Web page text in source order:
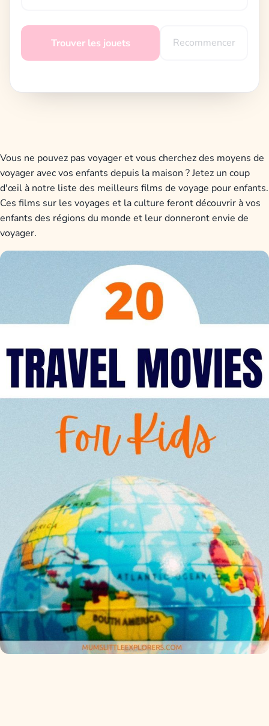
Trouver les jouets Recommencer
Vous ne pouvez pas voyager et vous cherchez des moyens de
voyager avec vos enfants depuis la maison ? Jetez un coup
d'œil à notre liste des meilleurs films de voyage pour enfants.
Ces films sur les voyages et la culture feront découvrir à vos
enfants des régions du monde et leur donneront envie de
voyager.